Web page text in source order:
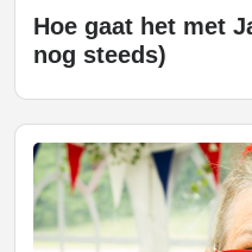
Hoe gaat het met
nog steeds)